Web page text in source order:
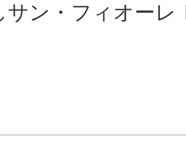
サン・フィオー